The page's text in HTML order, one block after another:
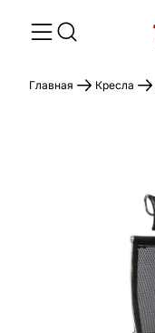
Главная Кресла